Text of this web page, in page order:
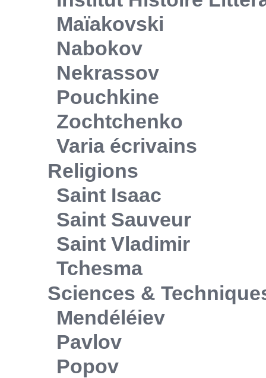
Maïakovski
Nabokov
Nekrassov
Pouchkine
Zochtchenko
Varia écrivains
Religions
Saint Isaac
Saint Sauveur
Saint Vladimir
Tchesma
Sciences &
Mendéléiev
Pavlov
Popov